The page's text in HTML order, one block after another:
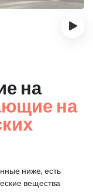
›
на
на
ниже, есть
вещества